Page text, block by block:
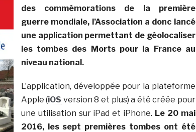
des commémorations de la première
guerre mondiale, l’Association a donc lancé
une application permettant de géolocaliser
les tombes des Morts pour la France au
niveau national.
L’application, développée pour la plateforme
Apple (iOS version 8 et plus) a été créée pour
une utilisation sur iPad et iPhone. Le 20 mai
2016, les sept premières tombes ont été